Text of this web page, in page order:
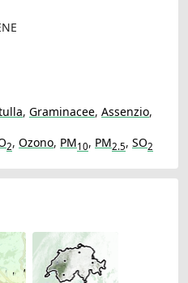
, Graminacee, Assenzio,
2, Ozono, PM10, PM2.5, SO2